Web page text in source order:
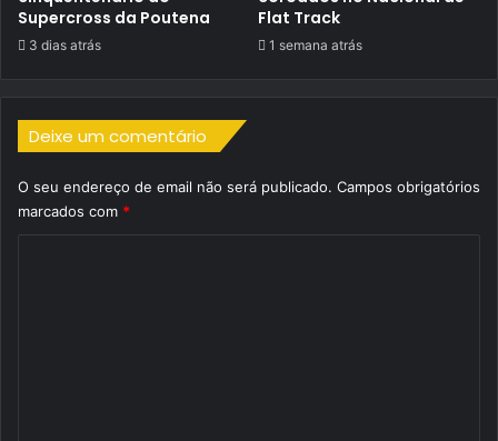
Supercross da Poutena
3 dias atrás
Flat Track
1 semana atrás
Deixe um comentário
O seu endereço de email não será publicado. Campos obrigatórios
marcados com *